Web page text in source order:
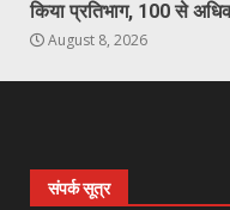
किया प्रतिभाग, 100 से
August 8, 2026
संपर्क सूत्र